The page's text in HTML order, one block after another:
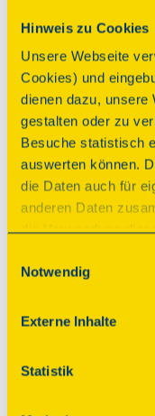
Hinweis zu Cookies
Unsere Webseite
Cookies) und
dienen dazu, unsere
gestalten oder zu
Besuche statistisch
auswerten können.
die Daten auch für
anderen Daten
die Verwendung
unserer
einzelner Cookies
den Einstellungen
Verarbeitung Ihrer
Einwilligung ist
Notwendig
Externe Inhalte
Statistik
Parkplatz
Programm
Führung
Kunst
Beginn